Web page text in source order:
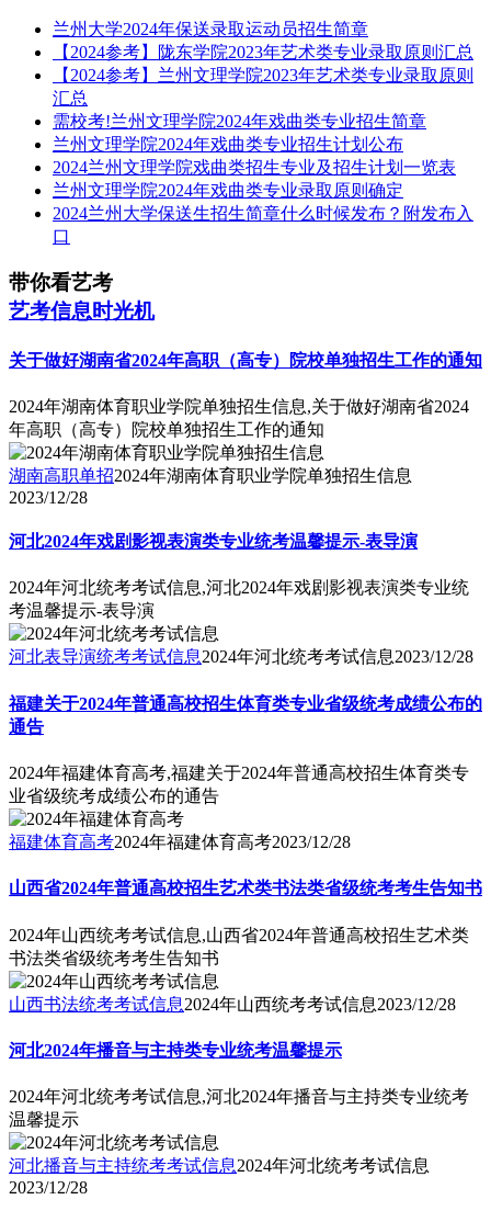
兰州大学2024年保送录取运动员招生简章
【2024参考】陇东学院2023年艺术类专业录取原则汇总
【2024参考】兰州文理学院2023年艺术类专业录取原则
汇总
需校考!兰州文理学院2024年戏曲类专业招生简章
兰州文理学院2024年戏曲类专业招生计划公布
2024兰州文理学院戏曲类招生专业及招生计划一览表
兰州文理学院2024年戏曲类专业录取原则确定
2024兰州大学保送生招生简章什么时候发布？附发布入
口
带你看艺考
艺考信息时光机
关于做好湖南省2024年高职（高专）院校单独招生工作的通知
2024年湖南体育职业学院单独招生信息,关于做好湖南省2024
年高职（高专）院校单独招生工作的通知
湖南高职单招2024年湖南体育职业学院单独招生信息
2023/12/28
河北2024年戏剧影视表演类专业统考温馨提示-表导演
2024年河北统考考试信息,河北2024年戏剧影视表演类专业统
考温馨提示-表导演
河北表导演统考考试信息2024年河北统考考试信息2023/12/28
福建关于2024年普通高校招生体育类专业省级统考成绩公布的
通告
2024年福建体育高考,福建关于2024年普通高校招生体育类专
业省级统考成绩公布的通告
福建体育高考2024年福建体育高考2023/12/28
山西省2024年普通高校招生艺术类书法类省级统考考生告知书
2024年山西统考考试信息,山西省2024年普通高校招生艺术类
书法类省级统考考生告知书
山西书法统考考试信息2024年山西统考考试信息2023/12/28
河北2024年播音与主持类专业统考温馨提示
2024年河北统考考试信息,河北2024年播音与主持类专业统考
温馨提示
河北播音与主持统考考试信息2024年河北统考考试信息
2023/12/28